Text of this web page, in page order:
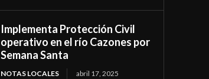
Implementa Protección Civil
operativo en el río Cazones por
Semana Santa
NOTAS LOCALES abril 17, 2025